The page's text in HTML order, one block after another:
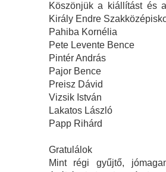
Köszönjük a kiállítást és
Király Endre
Pahiba Kornélia
Pete Levente Bence
Pintér András
Pajor Bence
Preisz Dávid
Vizsik István
Lakatos László
Papp Rihárd
Gratulálok
Mint régi gyűjtő,